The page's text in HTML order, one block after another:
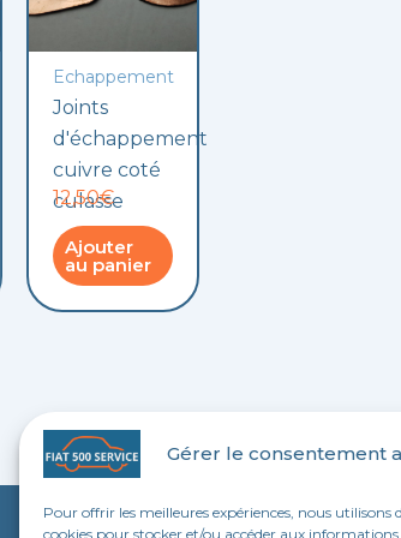
Gérer le consentement
Pour offrir les meilleures expériences, nous utilisons
cookies pour stocker et/ou accéder aux informations
Echappement
Joints
d'échappement
cuivre coté
culasse
12,50€
Ajouter
au panier